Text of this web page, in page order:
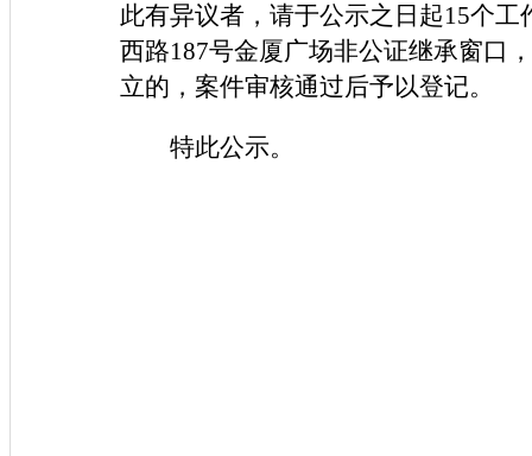
此有异议者，请于公示之日起15个
西路187号金厦广场非公证继承窗口
立的，案件审核通过后予以登记。
特此公示。